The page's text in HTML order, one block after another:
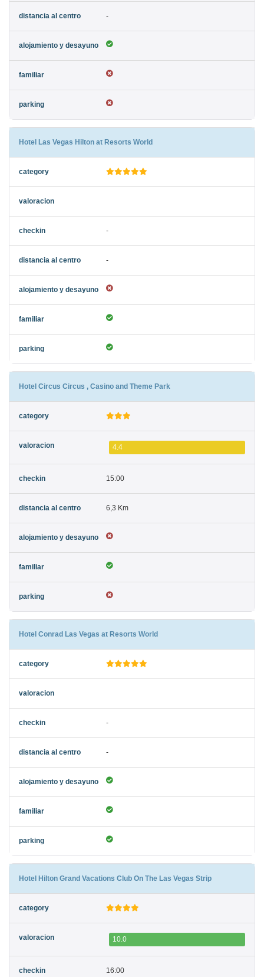
-
Hotel Las Vegas Hilton at Resorts World
-
-
Hotel Circus Circus , Casino and Theme Park
4.4
15:00
6,3 Km
Hotel Conrad Las Vegas at Resorts World
-
-
Hotel Hilton Grand Vacations Club On The Las Vegas Strip
10.0
16:00